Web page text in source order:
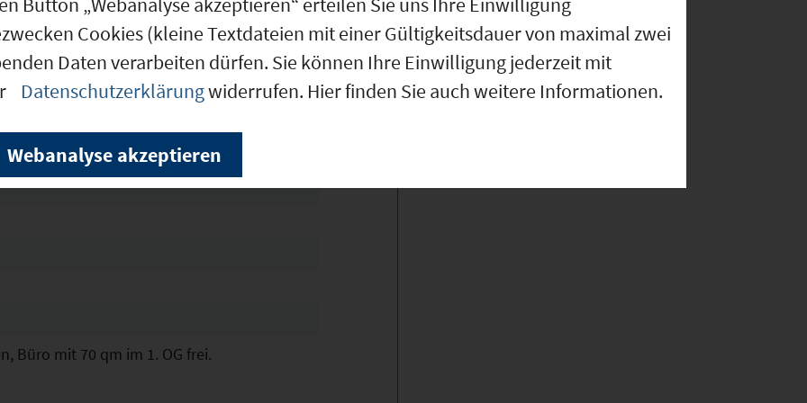
Lagerverkauf, Service-Büro,
neben "The Plant" früher Grundig gelegen
Büro mit 70 qm im 1. OG frei.
Cookies (kleine Textdateien mit einer Gültigkeitsdauer von maximal zwei
Daten verarbeiten dürfen. Sie können Ihre Einwilligung jederzeit mit
Datenschutzerklärungwiderrufen. Hier finden Sie auch weitere Informationen.
Webanalyse akzeptieren